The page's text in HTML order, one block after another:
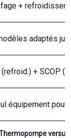
versus
+
adaptés
(refroid.) + SCOP
équipement pour